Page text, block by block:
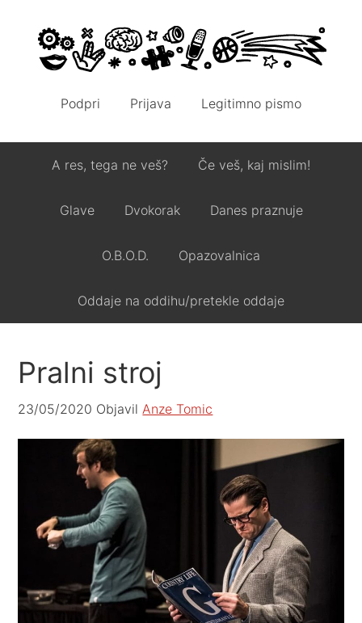
Podpri Prijava Legitimno pismo
A res, tega ne veš? Če veš, kaj mislim!
Glave Dvokorak Danes praznuje
O.B.O.D. Opazovalnica
Oddaje na oddihu/pretekle oddaje
Pralni stroj
23/05/2020 ObjavilAnze Tomic